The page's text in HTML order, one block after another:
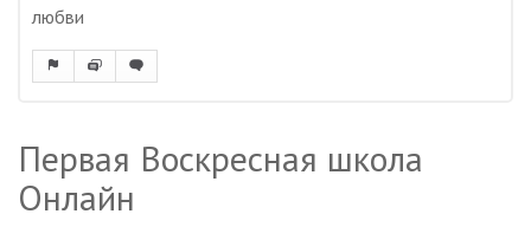
любви
Первая Воскресная школа
Онлайн